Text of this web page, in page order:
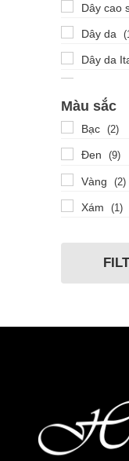
Dây cao
Dây da
Dây da
Leather
Thép
Titanium
Màu sắc
Bạc (2)
Đen (9)
Vàng (2)
Xám (1)